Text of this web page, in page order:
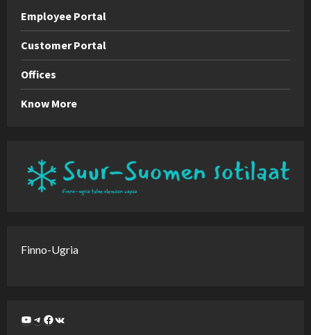
Employee Portal
Customer Portal
Offices
Know More
Finno-Ugria